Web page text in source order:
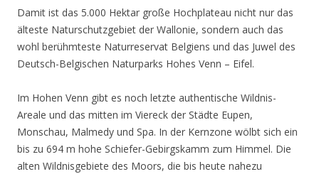
Damit ist das 5.000 Hektar große Hochplateau nicht nur das
älteste Naturschutzgebiet der Wallonie, sondern auch das
wohl berühmteste Naturreservat Belgiens und das Juwel des
Deutsch-Belgischen Naturparks Hohes Venn – Eifel.
Im Hohen Venn gibt es noch letzte authentische Wildnis-
Areale und das mitten im Viereck der Städte Eupen,
Monschau, Malmedy und Spa. In der Kernzone wölbt sich ein
bis zu 694 m hohe Schiefer-Gebirgskamm zum Himmel. Die
alten Wildnisgebiete des Moors, die bis heute nahezu